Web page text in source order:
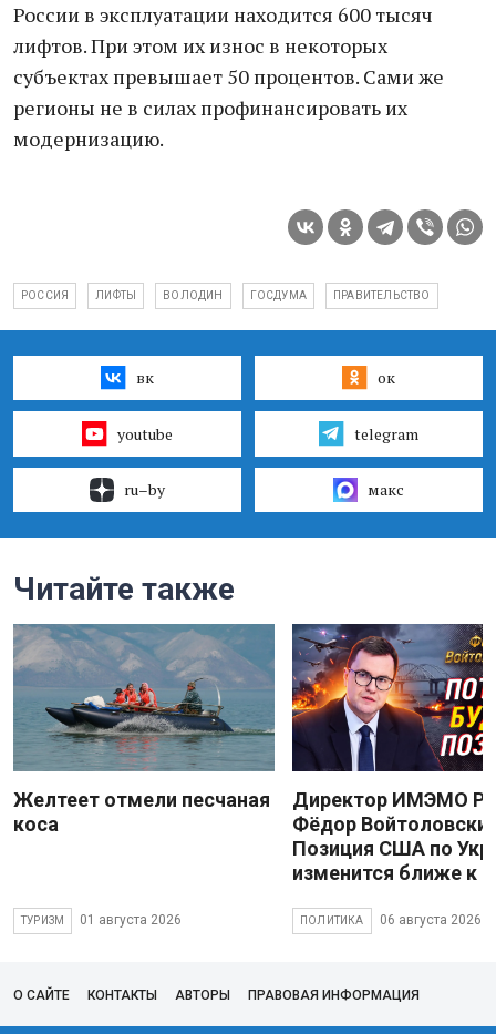
России в эксплуатации находится 600 тысяч
лифтов. При этом их износ в некоторых
субъектах превышает 50 процентов. Сами же
регионы не в силах профинансировать их
модернизацию.
РОССИЯ ЛИФТЫ ВОЛОДИН ГОСДУМА ПРАВИТЕЛЬСТВО
вк ок
youtube telegram
ru–by макс
Читайте также
Желтеет отмели песчаная
коса
ТУРИЗМ 01 августа 2026
Директор ИМЭМО
Фёдор
Позиция США по
изменится ближе к
ПОЛИТИКА 06 августа 2026
О САЙТЕ КОНТАКТЫ АВТОРЫ ПРАВОВАЯ ИНФОРМАЦИЯ